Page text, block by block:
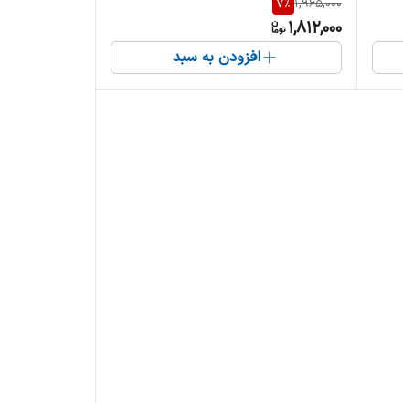
1,965,000
7%
1,812,000
افزودن به سبد